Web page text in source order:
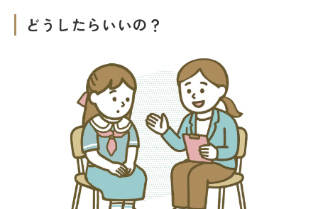
どうしたらいいの？